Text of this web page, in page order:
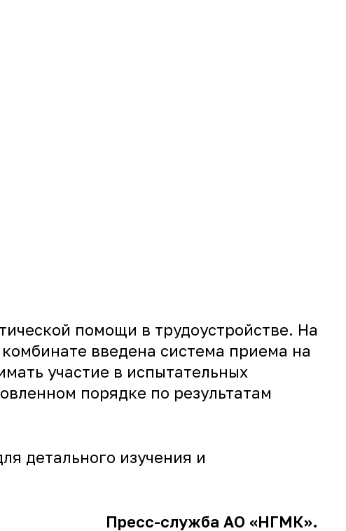
помощи в трудоустройстве. На
введена система приема на
участие в испытательных
порядке по результатам
детального изучения и
Пресс-служба АО «НГМК».